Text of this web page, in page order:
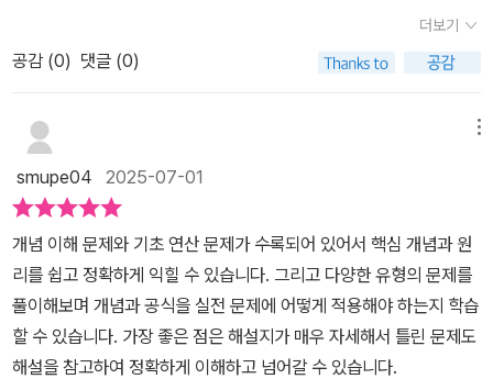
려워서 수학을 포기하게 되는거 같아요.수력충전은 수학 기초 개념을
이해하기 쉽게 설명해주며다양한 유형의 문제를 풀며 개념을 익힐수
마무리평가도 있는데요~공부한 단원 개념 문제를 학교 시험에서 출
제되는기본 문제를 풀어보도록 단원 마무리 평가가 있어 앞에서 배운
개념과 원리를 한번더 체크 해볼수있어요~앞에서 배웠던 개념을 다
시 한번 복습하며새롭게 배우게 되는 내용을 연결하여 공부할수 있게
개념 정리가 잘 되어 있어서 혼자 독학하는 학생들이공부하기에도 좋
더라구요~특히나 수력충전은 해설도 잘 되어 있어서학원을 다니지
않는 학생들도 설명보며문제를 풀어가다 보면 쉽게 문제 해결을 할수
있어요~​수학은 수학 개념만 잘 잡혀 있으면 식에 문제를 대입해 풀수
나가요.부등식 단원에 들어가기 앞서 무엇을 배우는지 알아봅니다.*
이전에 배웠던 개념초등때 배웠던 이상, 이하, 초과, 미만을다시 살펴
보면서부등호를 사용하여 대소관계를 나타내봅니다.대단원 개념 ㅡ
한 눈에 보기단원 전체 중요 개념을 연결하여한 눈에 볼 수 있도록 정
이 순서1. 미지수 정하기2. 일차부등식 세우기3. 일차부등식 풀기4.
확인하기일차부등식의 활용 문제를 순서에 맞게 풀 수있도록 제시가
되어 있어요.[해설편]을 확인하면서 빠진 것이 없는지과하게 쓰지 않
았는지 확인해봅니다.개념 정리반드시 알아야할 기본적인 수학 개념
과 원리가설명되어 있습니다. 개념 이해를 돕기 위해실제 연산 문제
에 적용하여 수학적 내용을 알아보기 쉽게 정리되어 있습니다.개념
이해 + 기초 유형 연산유형별로 나누어 가장 기본적인 연산 문제
더보기
공감 (0) 댓글 (0)
smupe04 2025-07-01
개념 이해 문제와 기초 연산 문제가 수록되어 있어서 핵심 개념과 원
리를 쉽고 정확하게 익힐 수 있습니다. 그리고 다양한 유형의 문제를
풀이해보며 개념과 공식을 실전 문제에 어떻게 적용해야 하는지 학습
할 수 있습니다. 가장 좋은 점은 해설지가 매우 자세해서 틀린 문제도
해설을 참고하여 정확하게 이해하고 넘어갈 수 있습니다.